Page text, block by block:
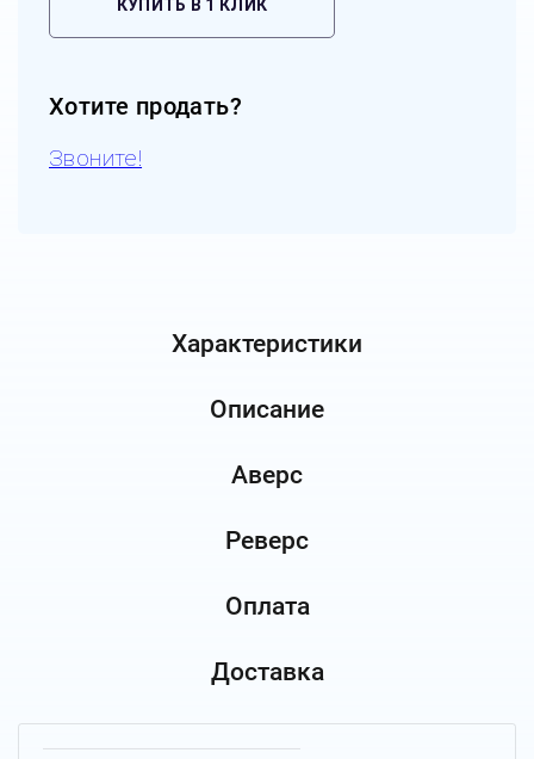
КУПИТЬ В 1 КЛИК
Хотите продать?
Звоните!
Характеристики
Описание
Аверс
Реверс
Оплата
Доставка